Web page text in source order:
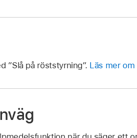
”Slå på röststyrning”. Läs mer